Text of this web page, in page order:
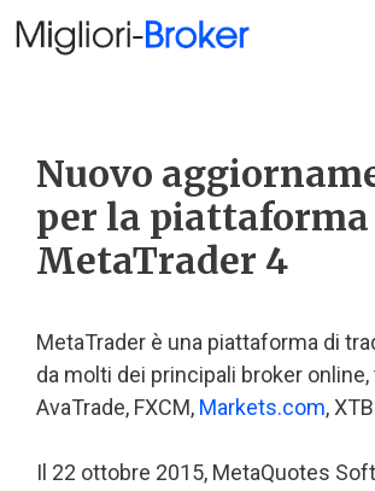
Nuovo
per la piattaforma
MetaTrader 4
MetaTrader è una piattaforma di
da molti dei principali broker online,
AvaTrade, FXCM, Markets.com,
Il 22 ottobre 2015, MetaQuotes